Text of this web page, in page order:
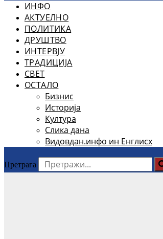
ИНФО
АКТУЕЛНО
ПОЛИТИКА
ДРУШТВО
ИНТЕРВЈУ
ТРАДИЦИЈА
СВЕТ
ОСТАЛО
Бизнис
Историја
Култура
Слика дана
Видовдан.инфо ин Енглисх
Претрага